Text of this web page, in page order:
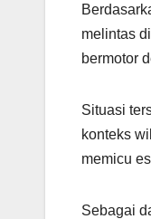
melintas
bermotor
Situasi
konteks
memicu
Sebagai